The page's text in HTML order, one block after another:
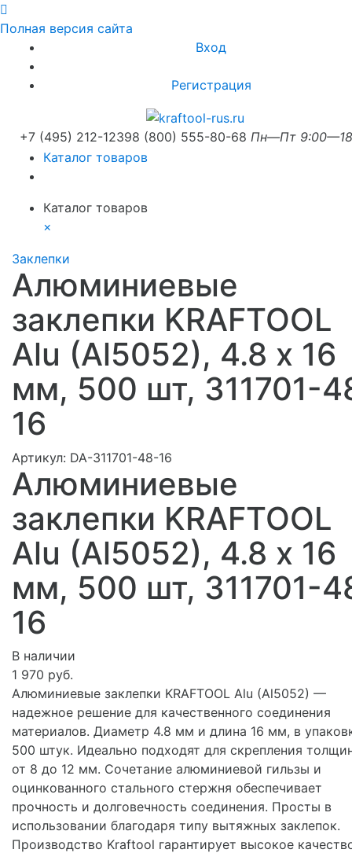
Полная версия сайта
Вход
Регистрация
+7 (495) 212-12398 (800) 555-80-68 Пн—Пт
Каталог товаров
Каталог товаров
×
Заклепки
Алюминиевые
заклепки KRAFTOOL
Alu (Al5052), 4.8 х 16
мм, 500 шт, 311701-
16
Артикул: DA-311701-48-16
Алюминиевые
заклепки KRAFTOOL
Alu (Al5052), 4.8 х 16
мм, 500 шт, 311701-
16
В наличии
1 970 руб.
Алюминиевые заклепки KRAFTOOL Alu (Al5052) —
надежное решение для качественного соединения
материалов. Диаметр 4.8 мм и длина 16 мм, в
500 штук. Идеально подходят для скрепления
от 8 до 12 мм. Сочетание алюминиевой гильзы и
оцинкованного стального стержня обеспечивает
прочность и долговечность соединения. Просты в
использовании благодаря типу вытяжных заклепок.
Производство Kraftool гарантирует высокое